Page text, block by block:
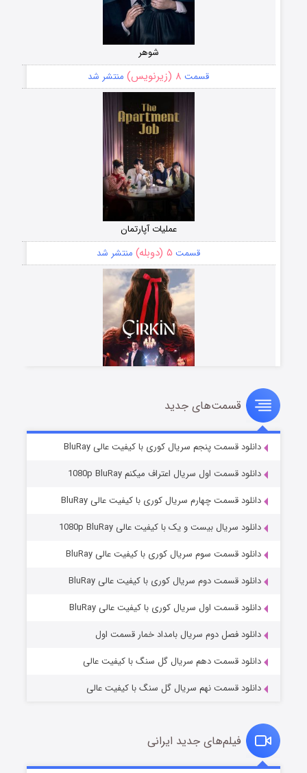
شوهر
قسمت ۸ (زیرنویس) منتشر شد
عملیات آپارتمان
قسمت ۵ (دوبله) منتشر شد
سریال زشت
قسمت۲ (زیرنویس) منتشر شد
مردگان متحرک: شهر مرده ۳
قسمت۲ (زیرنویس) منتشر شد
قسمت‌های جدید
دانلود قسمت پنجم سریال کوری با کیفیت عالی BluRay
دانلود قسمت اول سریال اعتراف میکنم 1080p BluRay
دانلود قسمت چهارم سریال کوری با کیفیت عالی BluRay
دانلود سریال بیست و یک با کیفیت عالی 1080p BluRay
دانلود قسمت سوم سریال کوری با کیفیت عالی BluRay
دانلود قسمت دوم سریال کوری با کیفیت عالی BluRay
دانلود قسمت اول سریال کوری با کیفیت عالی BluRay
دانلود فصل دوم سریال بامداد خمار قسمت اول
دانلود قسمت دهم سریال گل سنگ با کیفیت عالی
دانلود قسمت نهم سریال گل سنگ با کیفیت عالی
فیلم‌های جدید ایرانی